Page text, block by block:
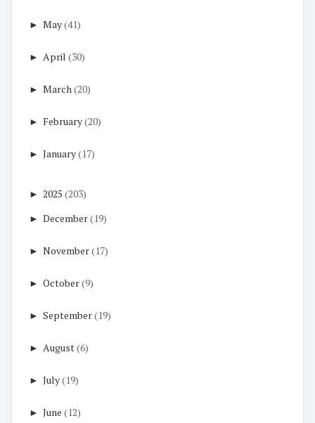
► May(41)
► April (30)
► March(20)
► February(20)
► January(17)
► 2025 (203)
► December(19)
► November(17)
► October(9)
► September(19)
► August(6)
► July(19)
► June (12)